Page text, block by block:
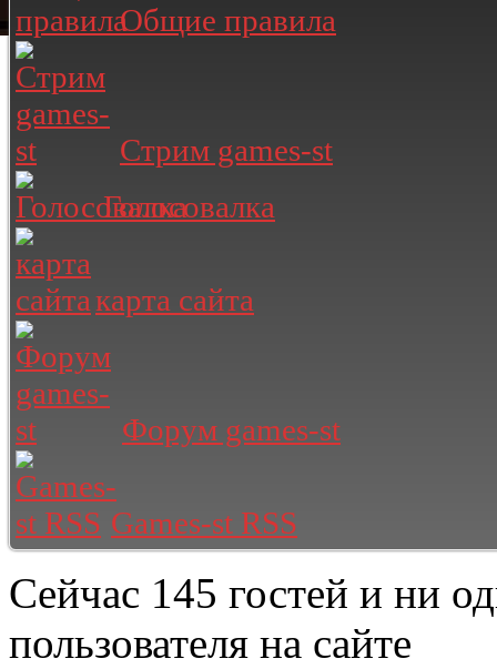
Общие правила
Стрим games-st
Голосовалка
карта сайта
Форум games-st
Games-st RSS
Сейчас 145 гостей и ни
пользователя на сайте